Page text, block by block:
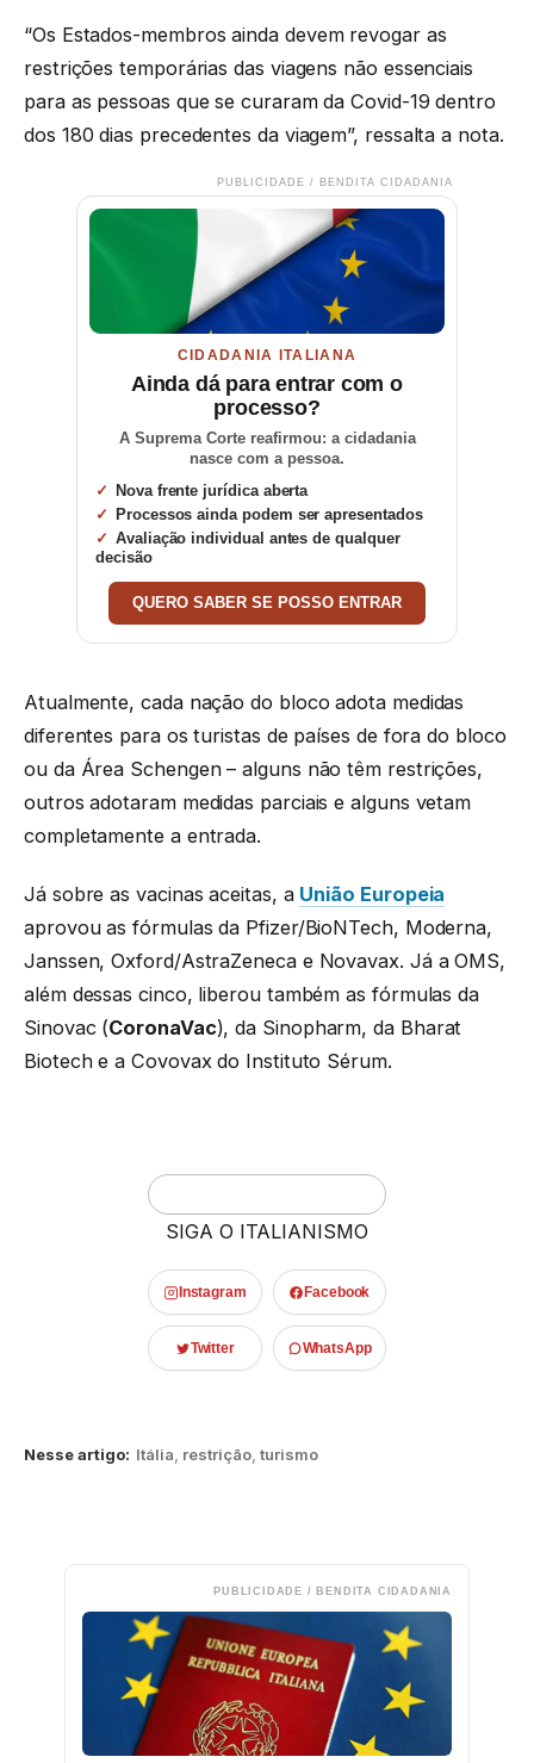
“Os Estados-membros ainda devem revogar as
restrições temporárias das viagens não essenciais
para as pessoas que se curaram da Covid-19 dentro
dos 180 dias precedentes da viagem”, ressalta a nota.
PUBLICIDADE / BENDITA CIDADANIA
CIDADANIA ITALIANA
Ainda dá para entrar com o
processo?
A Suprema Corte reafirmou: a cidadania
nasce com a pessoa.
Nova frente jurídica aberta
Processos ainda podem ser apresentados
Avaliação individual antes de qualquer
decisão
QUERO SABER SE POSSO ENTRAR
Atualmente, cada nação do bloco adota medidas
diferentes para os turistas de países de fora do bloco
ou da Área Schengen – alguns não têm restrições,
outros adotaram medidas parciais e alguns vetam
completamente a entrada.
Já sobre as vacinas aceitas, a União Europeia
aprovou as fórmulas da Pfizer/BioNTech, Moderna,
Janssen, Oxford/AstraZeneca e Novavax. Já a OMS,
além dessas cinco, liberou também as fórmulas da
Sinovac (CoronaVac), da Sinopharm, da Bharat
Biotech e a Covovax do Instituto Sérum.
SIGA O ITALIANISMO
Instagram Facebook
Twitter WhatsApp
Nesse artigo: Itália restrição turismo
PUBLICIDADE / BENDITA CIDADANIA